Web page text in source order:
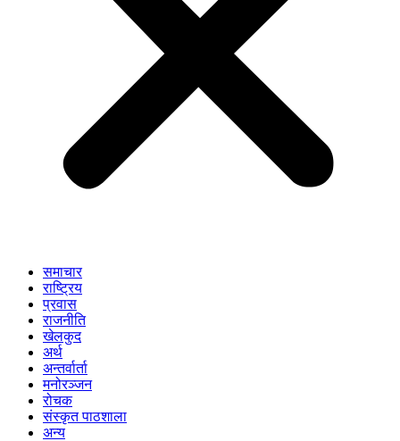
समाचार
राष्ट्रिय
प्रवास
राजनीति
खेलकुद
अर्थ
अन्तर्वार्ता
मनोरञ्जन
रोचक
संस्कृत पाठशाला
अन्य